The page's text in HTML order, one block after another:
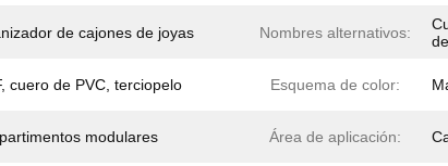
de cajones de joyas Nombres alternativos:
cuero de PVC, terciopelo Esquema de color:
modulares Área de aplicación: